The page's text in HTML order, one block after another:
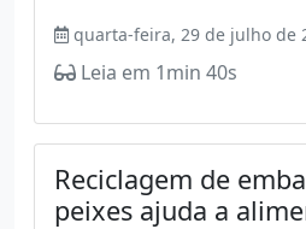
quarta-feira, 29 de julho de
Leia em 1min 40s
Reciclagem de
peixes ajuda a